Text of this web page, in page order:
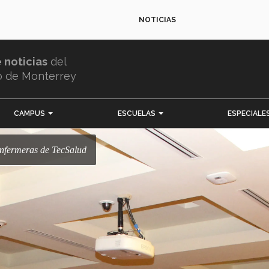
NOTICIAS
noticias del
de Monterrey
CAMPUS ESCUELAS
de TecSalud